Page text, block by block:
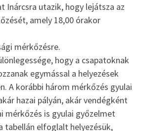
Inárcsra utazik, hogy lejátsza az
amely 18,00 órakor
mérkőzésre.
hogy a csapatoknak
egymással a helyezések
A korábbi három mérkőzés gyulai
hazai pályán, akár vendégként
mérkőzés is gyulai győzelmet
tabellán elfoglalt helyezésük,